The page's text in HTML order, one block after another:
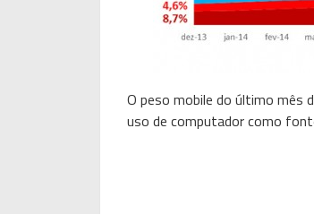
O peso mobile do último mês
uso de computador como